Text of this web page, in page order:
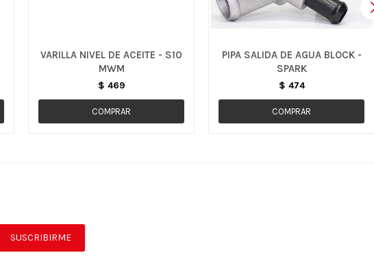
VARILLA NIVEL DE ACEITE - S10
MWM
$ 469
PIPA SALIDA DE AGUA BLOCK -
SPARK
$ 474
SUSCRIBIRME